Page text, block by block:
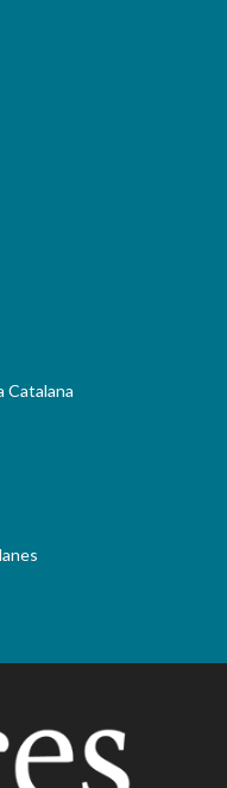
Catalana